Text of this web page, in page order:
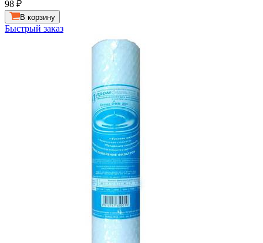
98 ₽
В корзину
Быстрый заказ